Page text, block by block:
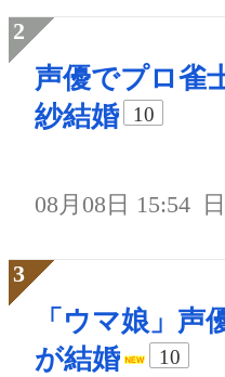
声優でプロ雀
紗結婚
10
08月08日 15:54
「ウマ娘」声
が結婚
10